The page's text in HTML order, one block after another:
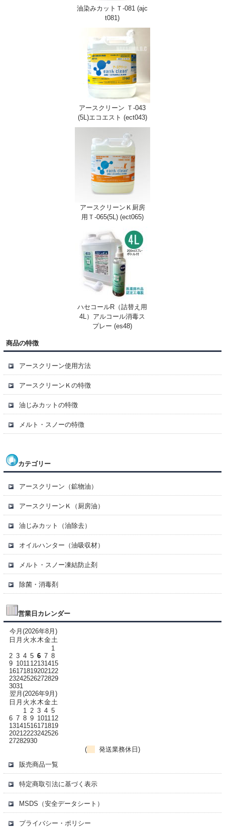
油染みカットＴ-081 (ajc
t081)
アースクリーン Ｔ-043
(5L)エコエスト (ect043)
アースクリーンＫ厨房
用Ｔ-065(5L) (ect065)
ハセコールR（詰替え用
4L）アルコール消毒ス
プレー (es48)
商品の特徴
アースクリーン使用方法
アースクリーンＫの特徴
油じみカットの特徴
メルト・スノーの特徴
カテゴリー
アースクリーン（鉱物油）
アースクリーンＫ（厨房油）
油じみカット（油除去）
オイルハンター（油吸収材）
メルト・スノー凍結防止剤
除菌・消毒剤
営業日カレンダー
今月(2026年8月)
日 月 火 水木金土
1
2 3 4 5 6 7 8
9 101112131415
16171819202122
23242526272829
3031
翌月(2026年9月)
日 月 火 水木金土
1 2 3 4 5
6 7 8 9 101112
13141516171819
20212223242526
27282930
(
発送業務休日)
販売商品一覧
特定商取引法に基づく表示
MSDS（安全データシート）
プライバシー・ポリシー